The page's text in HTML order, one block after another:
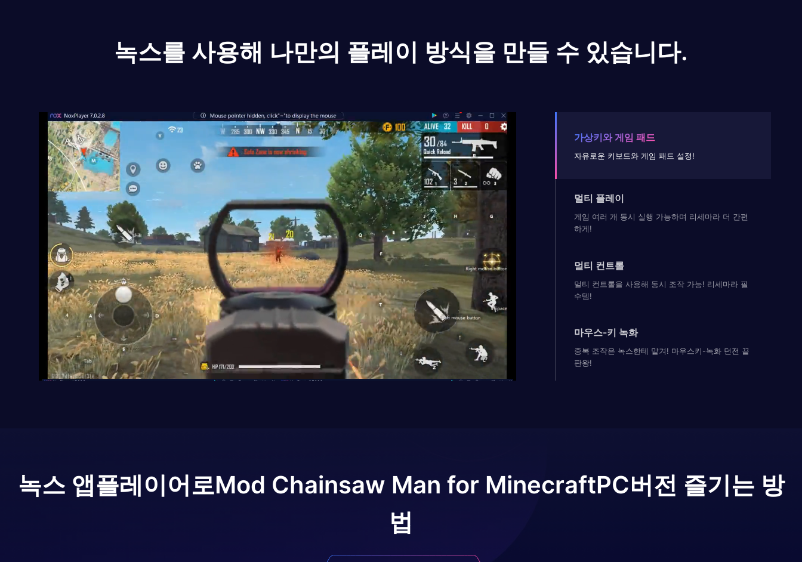
녹스를 사용해 나만의 플레이 방식을 만들 수 있습니다.
가상키와 게임 패드
자유로운 키보드와 게임 패드 설정!
멀티 플레이
게임 여러 개 동시 실행 가능하며 리세마라 더 간편
하게!
멀티 컨트롤
멀티 컨트롤을 사용해 동시 조작 가능! 리세마라 필
수템!
마우스-키 녹화
중복 조작은 녹스한테 맡겨! 마우스키-녹화 던전 끝
판왕!
녹스 앱플레이어로Mod Chainsaw Man for MinecraftPC버전 즐기는 방
법